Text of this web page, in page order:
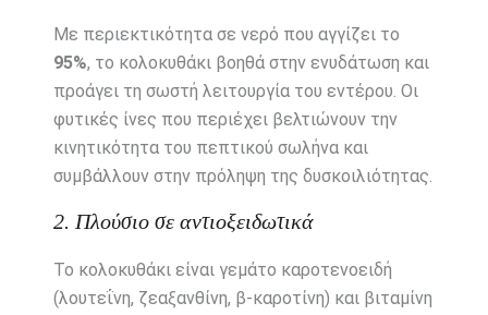
Με περιεκτικότητα σε νερό που αγγίζει το
95%, το κολοκυθάκι βοηθά στην ενυδάτωση και
προάγει τη σωστή λειτουργία του εντέρου. Οι
φυτικές ίνες που περιέχει βελτιώνουν την
κινητικότητα του πεπτικού σωλήνα και
συμβάλλουν στην πρόληψη της δυσκοιλιότητας.
2. Πλούσιο σε αντιοξειδωτικά
Το κολοκυθάκι είναι γεμάτο καροτενοειδή
(λουτεΐνη, ζεαξανθίνη, β-καροτίνη) και βιταμίνη